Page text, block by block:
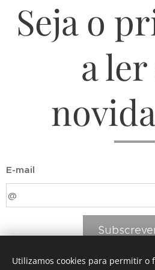
Seja o
a ler
E-mail
Utilizamos cookies para permitir o